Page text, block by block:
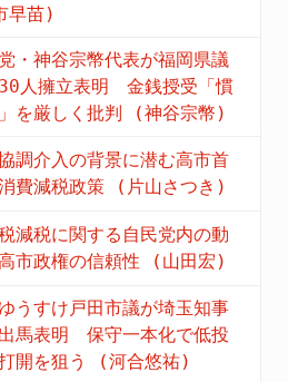
早苗)
・神谷宗幣代表が福岡県議
人擁立表明 金銭授受「慣
を厳しく批判 (神谷宗幣)
調介入の背景に潜む高市首
費減税政策 (片山さつき)
減税に関する自民党内の動
市政権の信頼性 (山田宏)
うすけ戸田市議が埼玉知事
馬表明 保守一本化で低投
開を狙う (河合悠祐)